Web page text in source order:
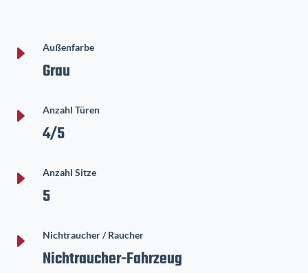
E Außenfarbe
Grau
E Anzahl Türen
4/5
E Anzahl Sitze
5
E Nichtraucher / Raucher
Nichtraucher-Fahrzeug